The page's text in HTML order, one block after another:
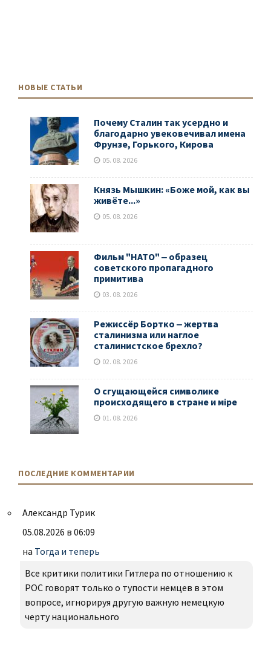
НОВЫЕ СТАТЬИ
Почему Сталин так усердно и
благодарно увековечивал имена
Фрунзе, Горького, Кирова
05. 08. 2026
Князь Мышкин: «Боже мой, как вы
живёте...»
05. 08. 2026
Фильм "НАТО" ‒ образец
советского пропагадного
примитива
03. 08. 2026
Режиссёр Бортко ‒ жертва
сталинизма или наглое
сталинистское брехло?
02. 08. 2026
О сгущающейся символике
происходящего в стране и мiре
01. 08. 2026
ПОСЛЕДНИЕ КОММЕНТАРИИ
Александр Турик
05.08.2026 в 06:09
на Тогда и теперь
Все критики политики Гитлера по отношению к
РОС говорят только о тупости немцев в этом
вопросе, игнорируя другую важную немецкую
черту национального